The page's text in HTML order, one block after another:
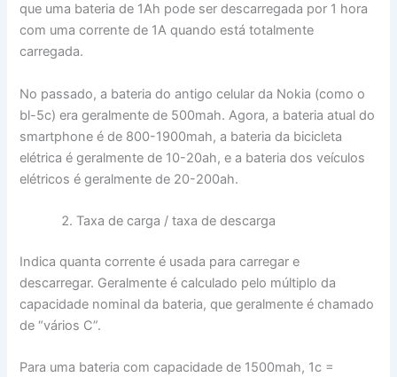
que uma bateria de 1Ah pode ser descarregada por 1 hora
com uma corrente de 1A quando está totalmente
carregada.
No passado, a bateria do antigo celular da Nokia (como o
bl-5c) era geralmente de 500mah. Agora, a bateria atual do
smartphone é de 800-1900mah, a bateria da bicicleta
elétrica é geralmente de 10-20ah, e a bateria dos veículos
elétricos é geralmente de 20-200ah.
Taxa de carga / taxa de descarga
Indica quanta corrente é usada para carregar e
descarregar. Geralmente é calculado pelo múltiplo da
capacidade nominal da bateria, que geralmente é chamado
de “vários C”.
Para uma bateria com capacidade de 1500mah, 1c =